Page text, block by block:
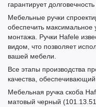
гарантирует
Мебельные ручки
обеспечить максимальное
монтажа. Ручки Hafele
видом, что позволяет
вашей мебели.
Все этапы производства
качества,
Мебельная ручка скоба
матовый черный